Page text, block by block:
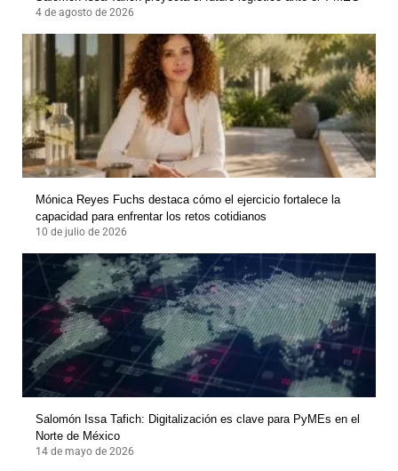
4 de agosto de 2026
Mónica Reyes Fuchs destaca cómo el ejercicio fortalece la
capacidad para enfrentar los retos cotidianos
10 de julio de 2026
Salomón Issa Tafich: Digitalización es clave para PyMEs en el
Norte de México
14 de mayo de 2026